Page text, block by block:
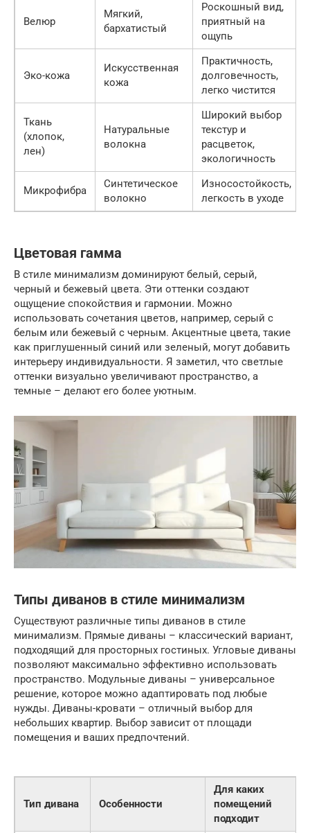
Велюр
Мягкий,
бархатистый
Роскошный вид,
приятный на
ощупь
Эко-кожа
Искусственная
кожа
Практичность,
долговечность,
легко чистится
Ткань
(хлопок,
лен)
Натуральные
волокна
Широкий выбор
текстур и
расцветок,
экологичность
Микрофибра
Синтетическое
волокно
Износостойкость,
легкость в уходе
Цветовая гамма
В стиле минимализм доминируют белый, серый,
черный и бежевый цвета. Эти оттенки создают
ощущение спокойствия и гармонии. Можно
использовать сочетания цветов, например, серый с
белым или бежевый с черным. Акцентные цвета, такие
как приглушенный синий или зеленый, могут добавить
интерьеру индивидуальности. Я заметил, что светлые
оттенки визуально увеличивают пространство, а
темные – делают его более уютным.
Типы диванов в стиле минимализм
Существуют различные типы диванов в стиле
минимализм. Прямые диваны – классический вариант,
подходящий для просторных гостиных. Угловые диваны
позволяют максимально эффективно использовать
пространство. Модульные диваны – универсальное
решение, которое можно адаптировать под любые
нужды. Диваны-кровати – отличный выбор для
небольших квартир. Выбор зависит от площади
помещения и ваших предпочтений.
Тип дивана Особенности
Для каких
помещений
подходит